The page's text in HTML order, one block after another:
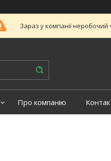
Зараз у компанії
Про компанію